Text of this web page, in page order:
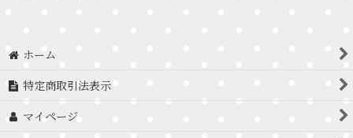
ホーム
特定商取引法表示
マイページ